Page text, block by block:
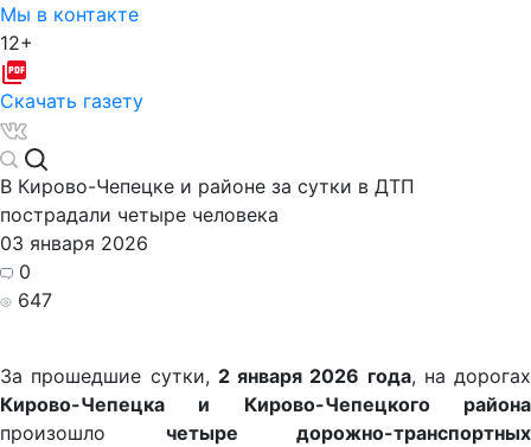
Мы в контакте
12+
Скачать газету
В Кирово-Чепецке и районе за сутки в ДТП
пострадали четыре человека
03 января 2026
0
647
За прошедшие сутки, 2 января 2026 года, на дорогах
Кирово-Чепецка и Кирово-Чепецкого района
произошло четыре дорожно-транспортных